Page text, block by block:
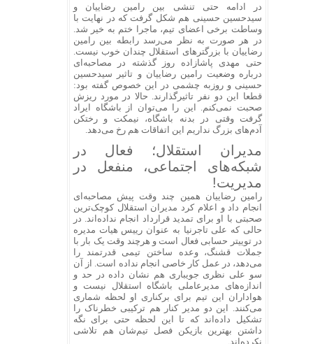
در ادامه حتی تنشی بین رامین رضاییان و
سیدحسین حسینی هم شکل گرفت که در نهایت با
وساطت برخی اعضای تیم، ماجرا ختم به خیر شد.
در هر صورت به نظر می‌رسد رابطه بین رامین
رضاییان با بزرگتر‌های استقلال چندان خوب نیست.
حتی مهدی پاشازاده روز گذشته در مصاحبه‌ای
درباره وضعیت رامین رضاییان و تاثیر سیدحسین
حسینی و روزبه چشمی در این خصوص گفته بود:
قطعا این دو نفر تاثیرگذارند. حالا در مورد ریزش
صحبت نمی‌کنم. این را می‌توان از باشگاه ایراد
گرفت وقتی در بدنه باشگاه، نیمکت و رختکن
آدم‌های بزرگ نداریم این اتفاقات هم رخ می‌دهد.
مدیران استقلال؛ فعال در
شبکه‌های اجتماعی، منفعل در
مدیریت!
رامین رضاییان همین چند وقت پیش مصاحبه‌ای
انجام داد و اعلام کرد مدیران استقلال کوچک‌ترین
صحبتی با او برای تمدید قرارداد انجام نداده‌اند. در
حالی که علی تاجرنیا به عنوان رییس هیات مدیره
در توییتر حسابی فعال است و هرچند وقت یک بار با
جملات قشنگ، وعده ساختن تیمی قدرتمند را
می‌دهد، در عمل کار خاصی انجام نداده است. از آن
سو علی نظری جویباری هم نشان داده در حد و
اندازه‌های مدیرعاملی باشگاه استقلال نیست و
هواداران این تیم برای برکناری او لحظه شماری
می‌کنند. این دو مدیر کنار هم ترکیبی خطرناک را
تشکیل داده‌اند که تا این لحظه حتی برای نگه
داشتن بهترین بازیکن فصل تیم‌شان هم تلاشی
نکرده‌اند.